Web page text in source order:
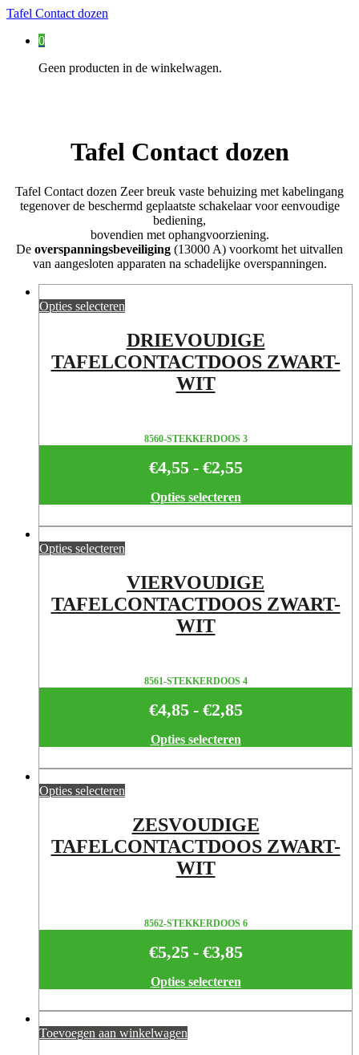
Tafel Contact dozen
0
Geen producten in de winkelwagen.
Tafel Contact dozen
Tafel Contact dozen Zeer breuk vaste behuizing met kabelingang
tegenover de beschermd geplaatste schakelaar voor eenvoudige
bediening,
bovendien met ophangvoorziening.
De overspanningsbeveiliging (13000 A) voorkomt het uitvallen
van aangesloten apparaten na schadelijke overspanningen.
Opties selecteren
DRIEVOUDIGE
TAFELCONTACTDOOS ZWART-
WIT
8560-STEKKERDOOS 3
€2,55
-
€4,55 Prijsklasse:
€2,55
Opties selecteren
Opties selecteren
VIERVOUDIGE
TAFELCONTACTDOOS ZWART-
WIT
8561-STEKKERDOOS 4
€2,85
-
€4,85 Prijsklasse:
€2,85
Opties selecteren
Opties selecteren
ZESVOUDIGE
TAFELCONTACTDOOS ZWART-
WIT
8562-STEKKERDOOS 6
€3,85
-
€5,25 Prijsklasse:
€3,85
Opties selecteren
Toevoegen aan winkelwagen